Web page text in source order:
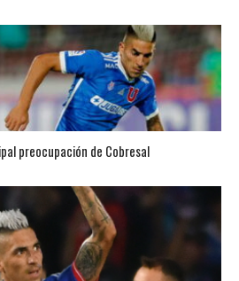
preocupación de Cobresal